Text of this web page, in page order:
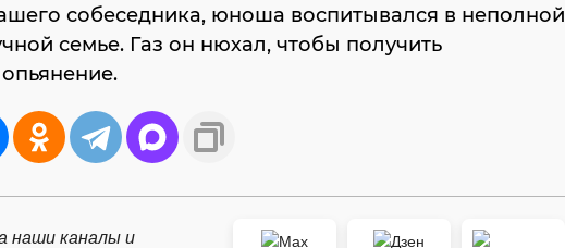
собеседника, юноша воспитывался в неполной
семье. Газ он нюхал, чтобы получить
наши каналы и